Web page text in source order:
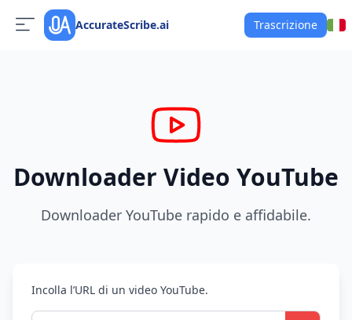
AccurateScribe.ai Trascrizione
Downloader Video YouTube
Downloader YouTube rapido e affidabile.
Incolla l’URL di un video YouTube.